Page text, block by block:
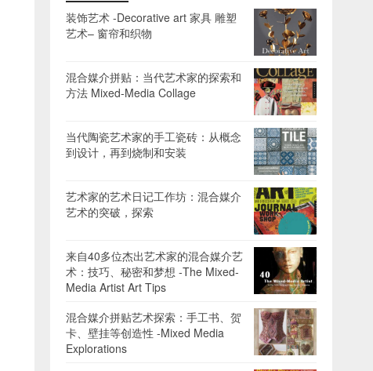
装饰艺术 -Decorative art 家具 雕塑
艺术– 窗帘和织物
混合媒介拼贴：当代艺术家的探索和
方法 Mixed-Media Collage
当代陶瓷艺术家的手工瓷砖：从概念
到设计，再到烧制和安装
艺术家的艺术日记工作坊：混合媒介
艺术的突破，探索
来自40多位杰出艺术家的混合媒介艺
术：技巧、秘密和梦想 -The Mixed-
Media Artist Art Tips
混合媒介拼贴艺术探索：手工书、贺
卡、壁挂等创造性 -Mixed Media
Explorations